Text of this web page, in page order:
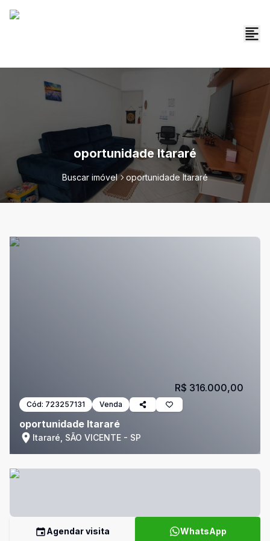
oportunidade Itararé
Buscar imóvel oportunidade Itararé
Cód: 723257131 Venda
oportunidade Itararé
Itararé, SÃO VICENTE - SP
R$ 316.000,00
Agendar visita WhatsApp